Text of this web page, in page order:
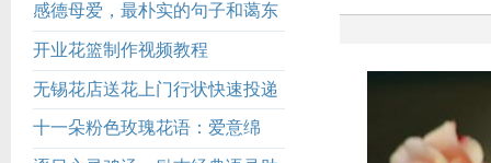
感德母爱，最朴实的句子和蔼东
说念主心
开业花篮制作视频教程
无锡花店送花上门行状快速投递
十一朵粉色玫瑰花语：爱意绵
绵，情深似海